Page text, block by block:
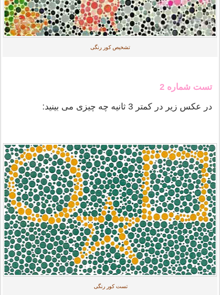
تشخیص کور رنگی
تست شماره 2
در عکس زیر در کمتر 3 ثانیه چه چیزی می بینید:
تست کور رنگی